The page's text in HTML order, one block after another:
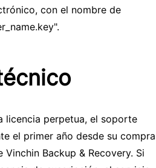
con el nombre de
licencia perpetua, el soporte
el primer año desde su compra
Backup & Recovery. Si